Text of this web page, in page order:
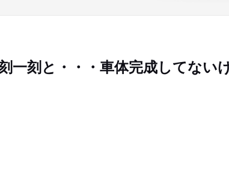
一刻と・・・車体完成してない